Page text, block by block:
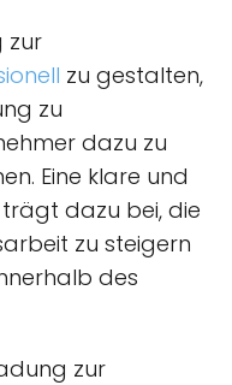
zur
zu gestalten,
zu
dazu zu
Eine klare und
dazu bei, die
zu steigern
des
zur